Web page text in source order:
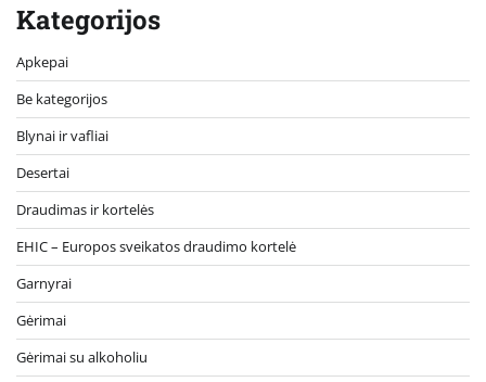
Kategorijos
Apkepai
Be kategorijos
Blynai ir vafliai
Desertai
Draudimas ir kortelės
EHIC – Europos sveikatos draudimo kortelė
Garnyrai
Gėrimai
Gėrimai su alkoholiu